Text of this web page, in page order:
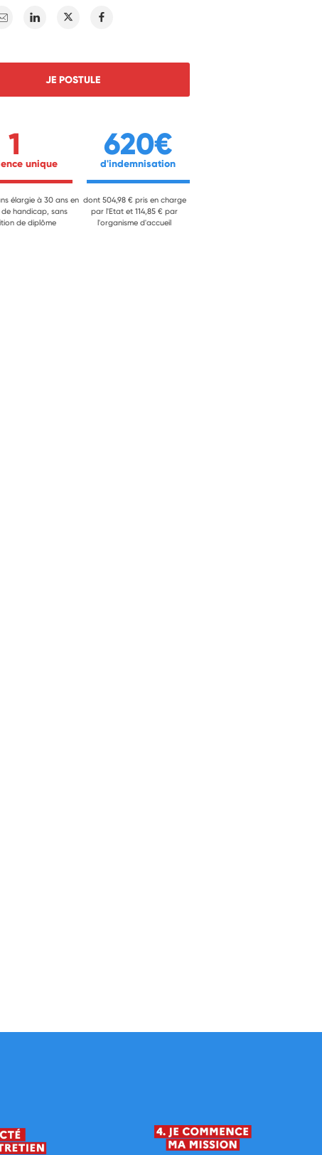
E-mail Linkedin Twitter
JE POSTULE
1
unique
élargie à 30 ans en
handicap, sans
de diplôme
620€
d'indemnisation
dont 504,98 € pris en charge
par l'Etat et 114,85 € par
l'organisme d'accueil